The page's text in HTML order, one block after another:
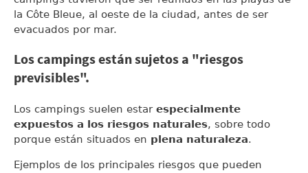
la Côte Bleue, al oeste de la ciudad, antes de ser
evacuados por mar.
Los campings están sujetos a "riesgos
previsibles".
Los campings suelen estar especialmente
expuestos a los riesgos naturales, sobre todo
porque están situados en plena naturaleza.
Ejemplos de los principales riesgos que pueden